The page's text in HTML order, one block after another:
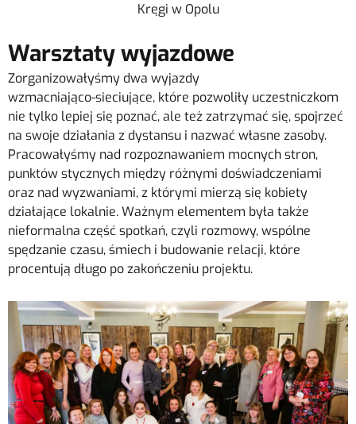
Kręgi w Opolu
Warsztaty wyjazdowe
Zorganizowałyśmy dwa wyjazdy
wzmacniająco‑sieciujące, które pozwoliły uczestniczkom
nie tylko lepiej się poznać, ale też zatrzymać się, spojrzeć
na swoje działania z dystansu i nazwać własne zasoby.
Pracowałyśmy nad rozpoznawaniem mocnych stron,
punktów stycznych między różnymi doświadczeniami
oraz nad wyzwaniami, z którymi mierzą się kobiety
działające lokalnie. Ważnym elementem była także
nieformalna część spotkań, czyli rozmowy, wspólne
spędzanie czasu, śmiech i budowanie relacji, które
procentują długo po zakończeniu projektu.